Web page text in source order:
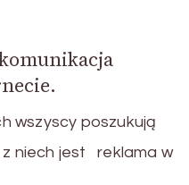
wszyscy poszukują
z niech jest reklama w